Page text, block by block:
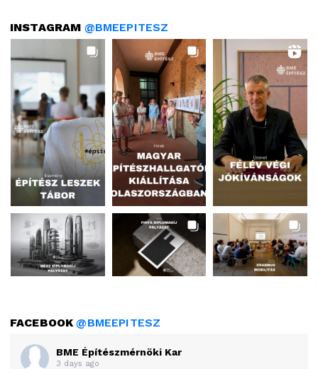
INSTAGRAM @BMEEPITESZ
FACEBOOK@BMEEPITESZ
BME Építészmérnöki Kar
3 days ago